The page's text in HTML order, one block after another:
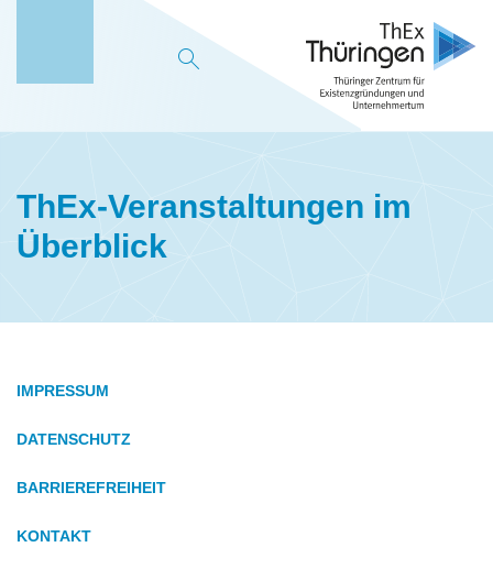
ThEx-Veranstaltungen im
Überblick
IMPRESSUM
DATENSCHUTZ
BARRIEREFREIHEIT
KONTAKT